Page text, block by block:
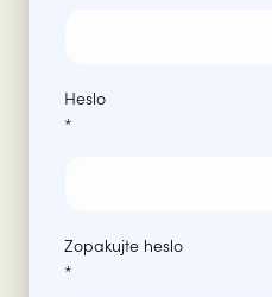
Heslo
*
Zopakujte heslo
*